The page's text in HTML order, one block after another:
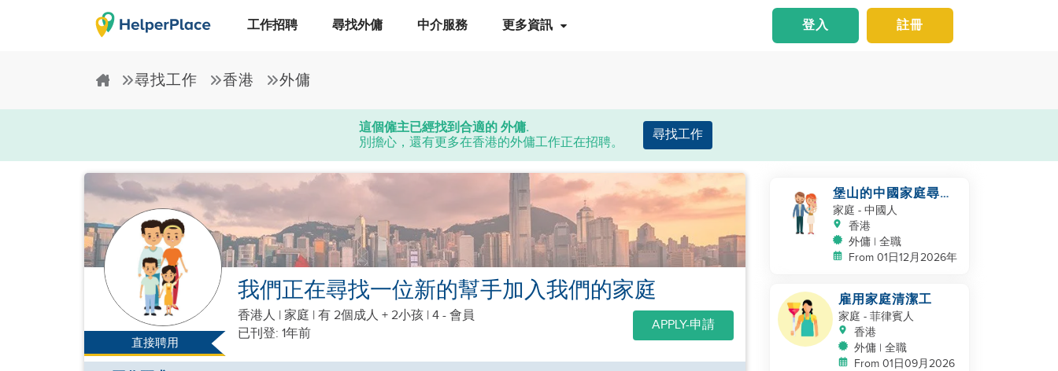
工作招聘 尋找外傭 中介服務 更多資訊 註冊
登入
尋找工作 香港 外傭
這個僱主已經找到合適的 外傭.
別擔心，還有更多在香港的外傭工作正在招聘。
尋找工作
直接聘用
我們正在尋找一位新的幫手加入我們的家庭
香港人 | 家庭 | 有 2個成人 + 2小孩 | 4 - 會員
已刊登: 1年前
APPLY-申請
堡山的中國家庭尋找
幫手
家庭 - 中國人
香港
外傭 | 全職
From 01日12月2026年
雇用家庭清潔工
家庭 - 菲律賓人
香港
外傭 | 全職
From 01日09月2026